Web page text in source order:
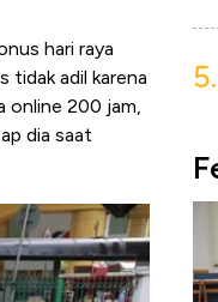
hari raya
tidak adil karena
online 200 jam,
dia saat
5.